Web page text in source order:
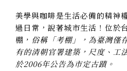
美學與咖啡是生活必備的精神
過日常，說著城市生活！位於
棚， 俗稱「考棚」，為臺灣僅
有的清朝官署建築，尺度、工
於2006年公告為市定古蹟。